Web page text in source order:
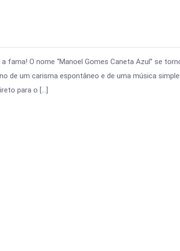
O nome “Manoel Gomes Caneta Azul” se
de um carisma espontâneo e de uma música
para o […]